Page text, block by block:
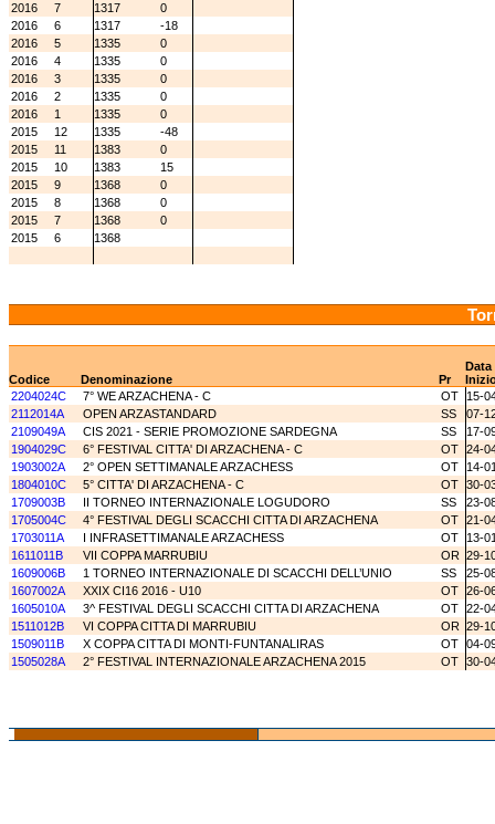
2016
7 1317
0
2016
6 1317
-18
2016
5 1335
0
2016
4 1335
0
2016
3 1335
0
2016
2 1335
0
2016
1 1335
0
2015
12 1335
-48
2015
11 1383
0
2015
10 1383
15
2015
9 1368
0
2015
8 1368
0
2015
7 1368
0
2015
6 1368
Data
Codice
Denominazione Pr
2204024C
7° WE ARZACHENA - C OT
15-
2112014A
OPEN ARZASTANDARD SS
07-
2109049A
CIS 2021 - SERIE PROMOZIONE SARDEGNA SS
17-
1904029C
6° FESTIVAL CITTA' DI ARZACHENA - C OT 24-
1903002A
2° OPEN SETTIMANALE ARZACHESS OT
14-
1804010C
5° CITTA' DI ARZACHENA - C OT 30-
1709003B
II TORNEO INTERNAZIONALE LOGUDORO SS
23-
1705004C
4° FESTIVAL DEGLI SCACCHI CITTA DI ARZACHENA OT 21-
1703011A
I INFRASETTIMANALE ARZACHESS OT
13-
1611011B
VII COPPA MARRUBIU OR 29-
1609006B
1 TORNEO INTERNAZIONALE DI SCACCHI DELL’UNIO SS
25-
1607002A
XXIX CI16 2016 - U10 OT 26-
1605010A
3^ FESTIVAL DEGLI SCACCHI CITTA DI ARZACHENA OT 22-
1511012B
VI COPPA CITTA DI MARRUBIU OR 29-
1509011B
X COPPA CITTA DI MONTI-FUNTANALIRAS OT 04-
1505028A
2° FESTIVAL INTERNAZIONALE ARZACHENA 2015 OT 30-